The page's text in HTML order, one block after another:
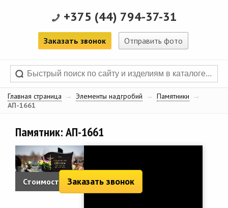
+375 (44) 794-37-31
Заказать звонок Отправить фото
Главная страница → Элементы надгробий → Памятники
→
АП-1661
Памятник: АП-1661
Стоимость: Заказать звонок